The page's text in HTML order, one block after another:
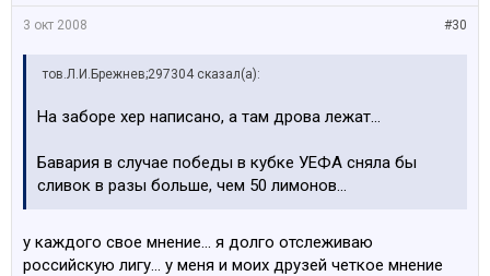
#30
3 окт 2008
тов.Л.И.Брежнев;297304 сказал(а):
На заборе хер написано, а там дрова лежат...
Бавария в случае победы в кубке УЕФА сняла бы
сливок в разы больше, чем 50 лимонов...
у каждого свое мнение... я долго отслеживаю
российскую лигу... у меня и моих друзей четкое мнение